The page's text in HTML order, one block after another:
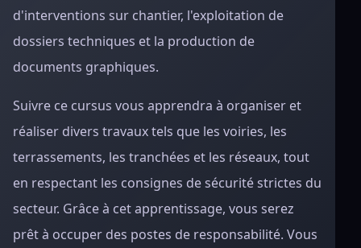
d'interventions sur chantier, l'exploitation de
dossiers techniques et la production de
documents graphiques.
Suivre ce cursus vous apprendra à organiser et
réaliser divers travaux tels que les voiries, les
terrassements, les tranchées et les réseaux, tout
en respectant les consignes de sécurité strictes du
secteur. Grâce à cet apprentissage, vous serez
prêt à occuper des postes de responsabilité. Vous